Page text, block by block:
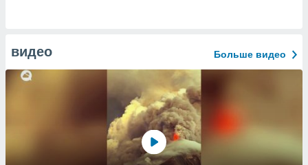
видео Больше видео